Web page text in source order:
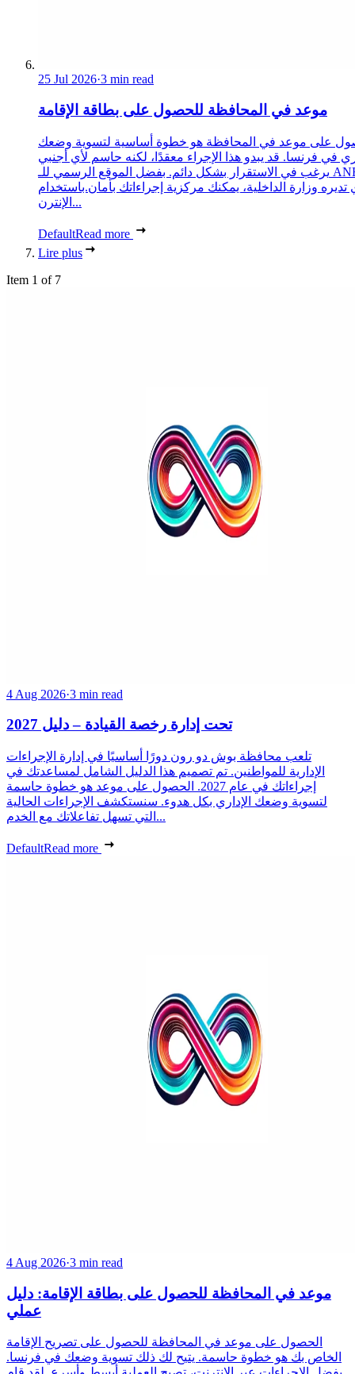
25 Jul 2026·3 min read
موعد في المحافظة للحصول على بطاقة الإقامة
على موعد في المحافظة هو خطوة أساسية لتسوية وضعك
في فرنسا. قد يبدو هذا الإجراء معقدًا، لكنه حاسم لأي أجنبي
يرغب في الاستقرار بشكل دائم. بفضل الموقع الرسمي للـ ANEF،
تديره وزارة الداخلية، يمكنك مركزية إجراءاتك بأمان.باستخدام
الإنترن...
DefaultRead more
Lire plus
Item 1 of 7
4 Aug 2026·3 min read
تحت إدارة رخصة القيادة – دليل 2027
تلعب محافظة بوش دو رون دورًا أساسيًا في إدارة الإجراءات
الإدارية للمواطنين. تم تصميم هذا الدليل الشامل لمساعدتك في
إجراءاتك في عام 2027. الحصول على موعد هو خطوة حاسمة
لتسوية وضعك الإداري بكل هدوء. سنستكشف الإجراءات الحالية
التي تسهل تفاعلاتك مع الخدم...
DefaultRead more
4 Aug 2026·3 min read
موعد في المحافظة للحصول على بطاقة الإقامة: دليل
عملي
الحصول على موعد في المحافظة للحصول على تصريح الإقامة
الخاص بك هو خطوة حاسمة. يتيح لك ذلك تسوية وضعك في فرنسا.